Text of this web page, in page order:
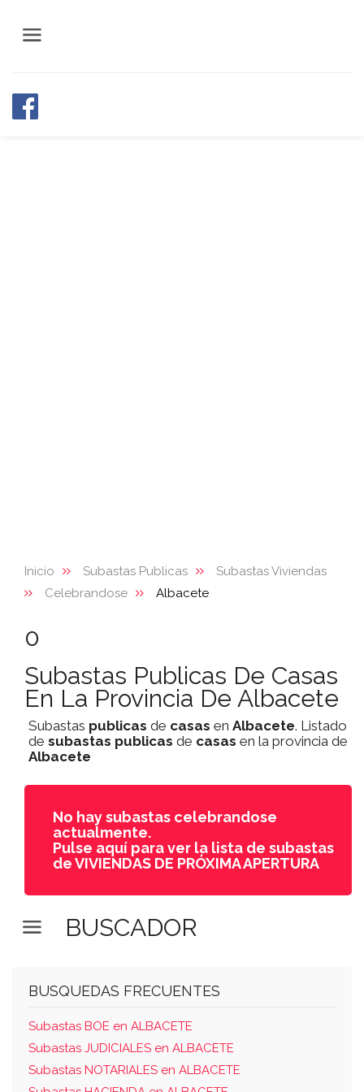
Inicio Subastas Publicas
Subastas Viviendas
Celebrandose
Albacete
0
Subastas Publicas De Casas
En La Provincia De Albacete
Subastas publicas de casas en Albacete. Listado
de subastas publicas de casas en la provincia de
Albacete
No hay subastas celebrandose
actualmente.
Pulse aquí para ver la lista de subastas
de VIVIENDAS DE PRÓXIMA APERTURA
BUSCADOR
BUSQUEDAS FRECUENTES
Subastas BOE en ALBACETE
Subastas JUDICIALES en ALBACETE
Subastas NOTARIALES en ALBACETE